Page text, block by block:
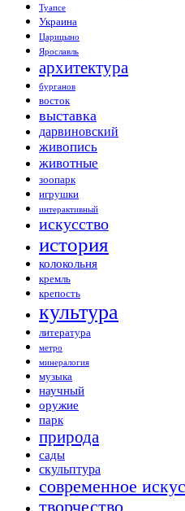
Туапсе
Украина
Царицыно
Ярославль
архитектура
бурганов
восток
выставка
дарвиновский
живопись
животные
зоопарк
игрушки
интерактивный
искусство
история
колокольня
кремль
крепость
культура
литература
метро
минералогия
музыка
научный
оружие
парк
природа
сады
скульптура
современное
творчество